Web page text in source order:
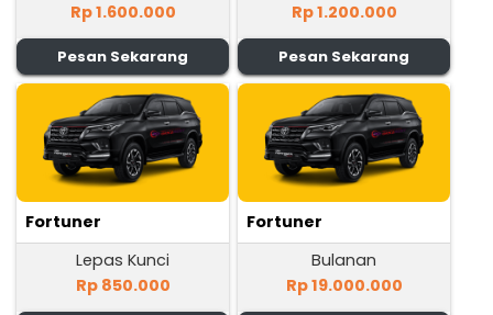
Rp 1.600.000
Pesan Sekarang
Rp 1.200.000
Pesan Sekarang
Fortuner
Lepas Kunci
Rp 850.000
Fortuner
Bulanan
Rp 19.000.000